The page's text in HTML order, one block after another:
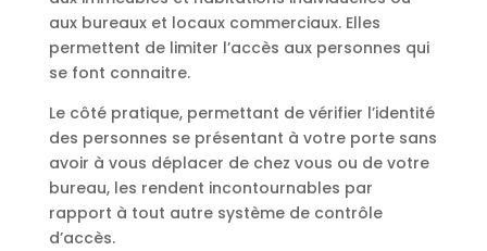
aux bureaux et locaux commerciaux. Elles
permettent de limiter l’accès aux personnes qui
se font connaitre.
Le côté pratique, permettant de vérifier l’identité
des personnes se présentant à votre porte sans
avoir à vous déplacer de chez vous ou de votre
bureau, les rendent incontournables par
rapport à tout autre système de contrôle
d’accès.